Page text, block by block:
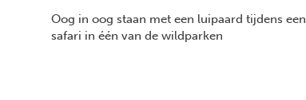
Oog in oog staan met een luipaard tijdens een
safari in één van de wildparken